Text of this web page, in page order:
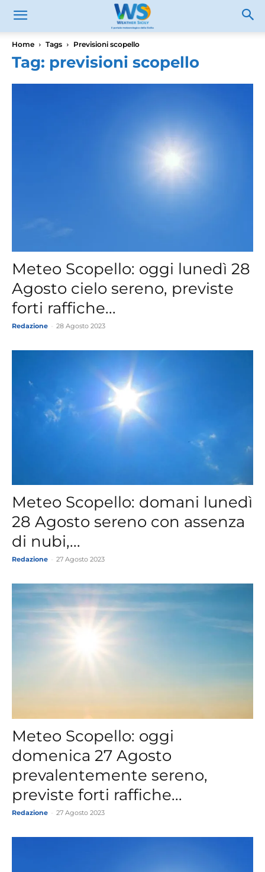
Home Tags Previsioni scopello
Tag: previsioni scopello
Meteo Scopello: oggi lunedì 28
Agosto cielo sereno, previste
forti raffiche...
Redazione 28 Agosto 2023
Meteo Scopello: domani lunedì
28 Agosto sereno con assenza
di nubi,...
Redazione 27 Agosto 2023
Meteo Scopello: oggi
domenica 27 Agosto
prevalentemente sereno,
previste forti raffiche...
Redazione 27 Agosto 2023